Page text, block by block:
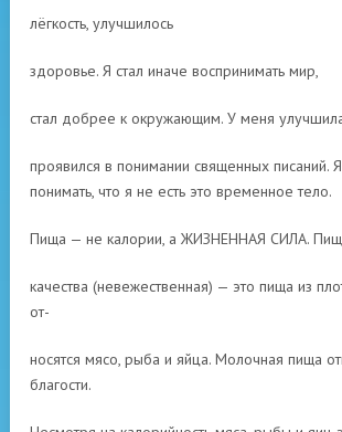
лёгкость, улучшилось
здоровье. Я стал иначе воспринимать мир,
стал добрее к окружающим. У меня
проявился в понимании священных писаний. Я
понимать, что я не есть это временное тело.
Пища — не калории, а ЖИЗНЕННАЯ СИЛА.
качества (невежественная) — это пища из
от-
носятся мясо, рыба и яйца. Молочная пища
благости.